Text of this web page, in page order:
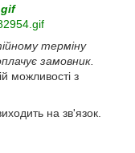
терміну
замовник.
можливості з
на зв'язок.